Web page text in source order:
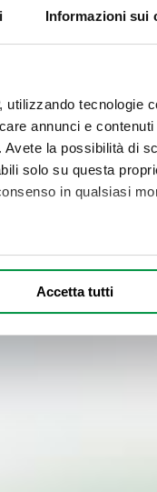
Informazioni sui
utilizzando tecnologie
annunci e contenuti
la possibilità di
solo su questa
in qualsiasi
specifiche (impronte
partner che si
Accetta tutti